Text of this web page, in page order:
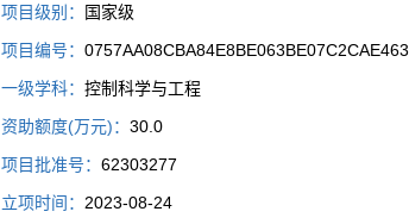
项目级别：
国家级
项目编号： 0757AA08CBA84E8BE063BE07C2CAE463
一级学科： 控制科学与工程
资助额度(万元)： 30.0
项目批准号： 62303277
立项时间： 2023-08-24